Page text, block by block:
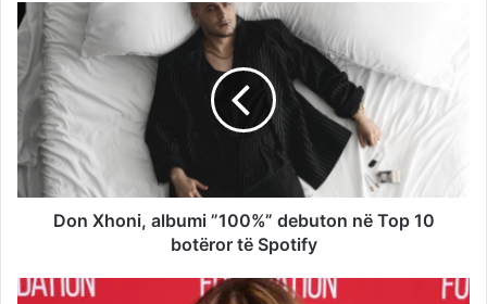
Don Xhoni, albumi ”100%” debuton në Top 10
botëror të Spotify